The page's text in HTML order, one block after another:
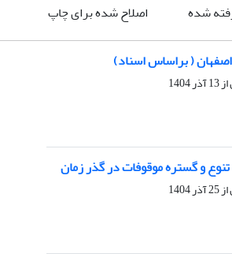
شده اصلاح شده برای چاپ
( براساس اسناد)
13 آذر 1404
و گستره موقوفات در گذر زمان
25 آذر 1404